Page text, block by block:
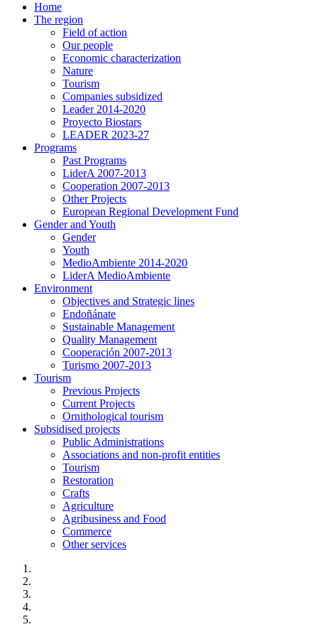
Home
The region
Field of action
Our people
Economic characterization
Nature
Tourism
Companies subsidized
Leader 2014-2020
Proyecto Biostars
LEADER 2023-27
Programs
Past Programs
LiderA 2007-2013
Cooperation 2007-2013
Other Projects
European Regional Development Fund
Gender and Youth
Gender
Youth
MedioAmbiente 2014-2020
LiderA MedioAmbiente
Environment
Objectives and Strategic lines
Endoñánate
Sustainable Management
Quality Management
Cooperación 2007-2013
Turismo 2007-2013
Tourism
Previous Projects
Current Projects
Ornithological tourism
Subsidised projects
Public Administrations
Associations and non-profit entities
Tourism
Restoration
Crafts
Agriculture
Agribusiness and Food
Commerce
Other services